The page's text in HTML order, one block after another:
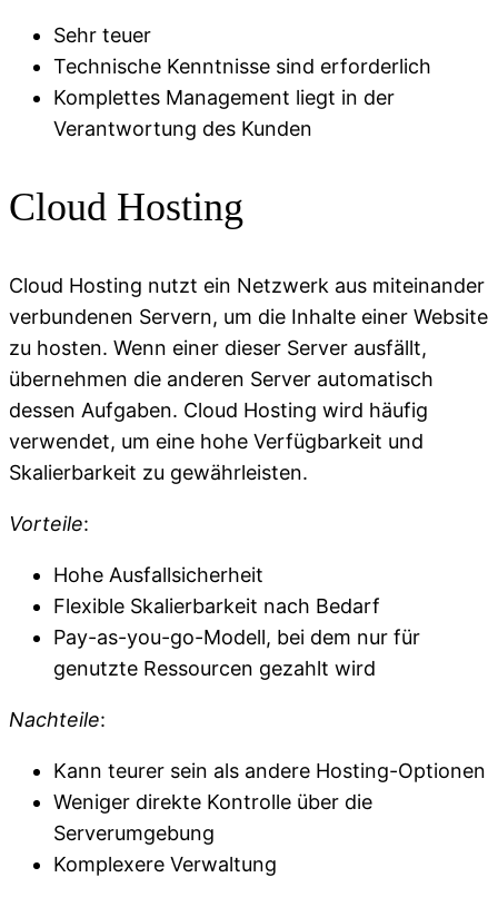
Sehr teuer
Technische Kenntnisse sind erforderlich
Komplettes Management liegt in der
Verantwortung des Kunden
Cloud Hosting
Cloud Hosting nutzt ein Netzwerk aus miteinander
verbundenen Servern, um die Inhalte einer Website
zu hosten. Wenn einer dieser Server ausfällt,
übernehmen die anderen Server automatisch
dessen Aufgaben. Cloud Hosting wird häufig
verwendet, um eine hohe Verfügbarkeit und
Skalierbarkeit zu gewährleisten.
Vorteile:
Hohe Ausfallsicherheit
Flexible Skalierbarkeit nach Bedarf
Pay-as-you-go-Modell, bei dem nur für
genutzte Ressourcen gezahlt wird
Nachteile:
Kann teurer sein als andere Hosting-Optionen
Weniger direkte Kontrolle über die
Serverumgebung
Komplexere Verwaltung